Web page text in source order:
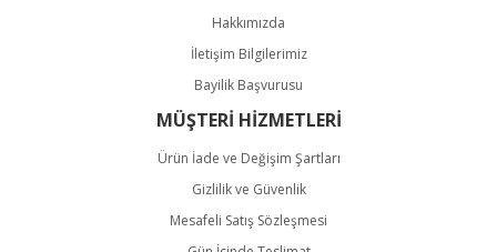
Hakkımızda
İletişim Bilgilerimiz
Bayilik Başvurusu
MÜŞTERİ HİZMETLERİ
Ürün İade ve Değişim Şartları
Gizlilik ve Güvenlik
Mesafeli Satış Sözleşmesi